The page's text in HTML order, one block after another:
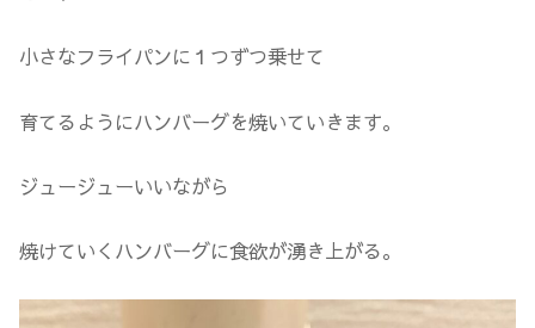
小さなフライパンに１つずつ乗せて
育てるようにハンバーグを焼いていきます。
ジュージューいいながら
焼けていくハンバーグに食欲が湧き上がる。